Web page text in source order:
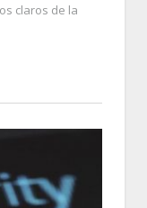
claros de la